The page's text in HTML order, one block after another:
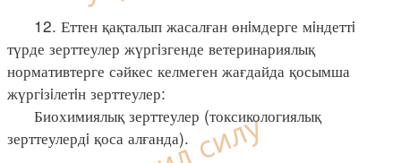
12. Еттен қақталып жасалған өнiмдерге мiндеттi
түрде зерттеулер жүргiзгенде ветеринариялық
нормативтерге сәйкес келмеген жағдайда қосымша
жүргiзiлетiн зерттеулер:
Биохимиялық зерттеулер (токсикологиялық
зерттеулердi қоса алғанда).